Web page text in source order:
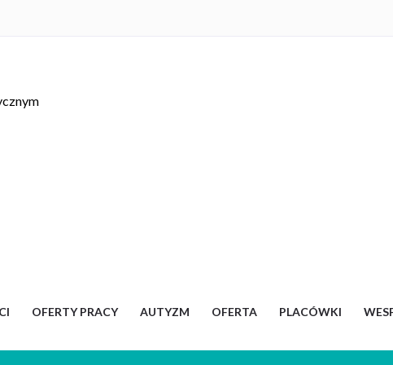
OFERTY PRACY AUTYZM OFERTA PLACÓWKI